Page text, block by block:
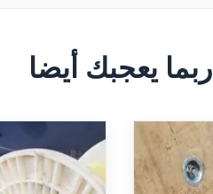
ربما يعجبك أيضا